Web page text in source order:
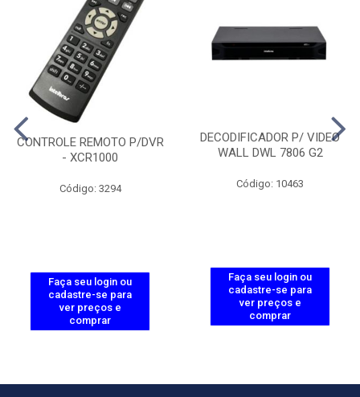
CONTROLE REMOTO P/DVR
- XCR1000
Código: 3294
Faça seu login ou
cadastre-se para
ver preços e
comprar
DECODIFICADOR P/ VIDEO
WALL DWL 7806 G2
Código: 10463
Faça seu login ou
cadastre-se para
ver preços e
comprar